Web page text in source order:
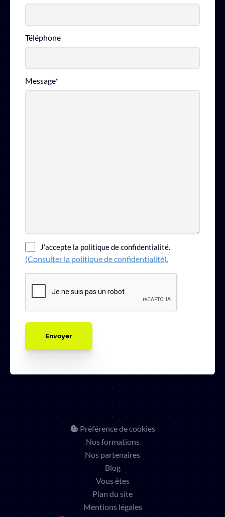
Téléphone
Message*
(Consulter
la
politique
J’accepte la politique de confidentialité.
(Consulter la politique de confidentialité).
Préférence de cookies
Nos formations
Nos partenaires
Blog
Vous êtes
Plan du site
Mentions légales